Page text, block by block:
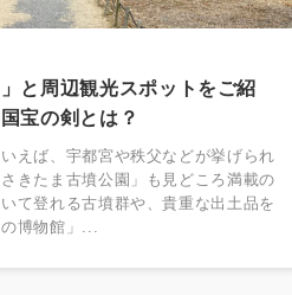
と周辺観光スポットをご紹
宝の剣とは？
えば、宇都宮や秩父などが挙げられ
きたま古墳公園」も見どころ満載の
て登れる古墳群や、貴重な出土品を
博物館」...